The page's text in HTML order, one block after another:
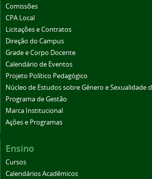
Comissões
CPA Local
Licitações e Contratos
Direção do Campus
Grade e Corpo Docente
Calendário de Eventos
Projeto Político Pedagógico
Núcleo de Estudos sobre Gênero e Sexualidade
Programa de Gestão
Marca Institucional
Ações e Programas
Ensino
Cursos
Calendários Acadêmicos